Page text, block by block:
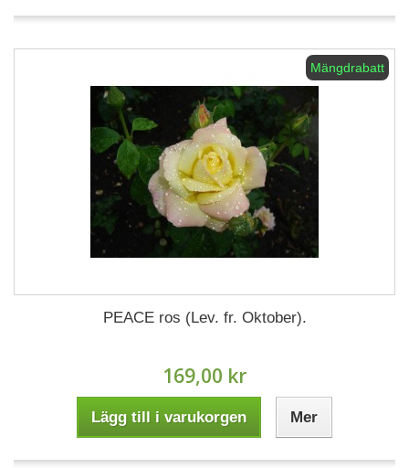
Mängdrabatt
PEACE ros (Lev. fr. Oktober).
169,00 kr
Lägg till i varukorgen Mer